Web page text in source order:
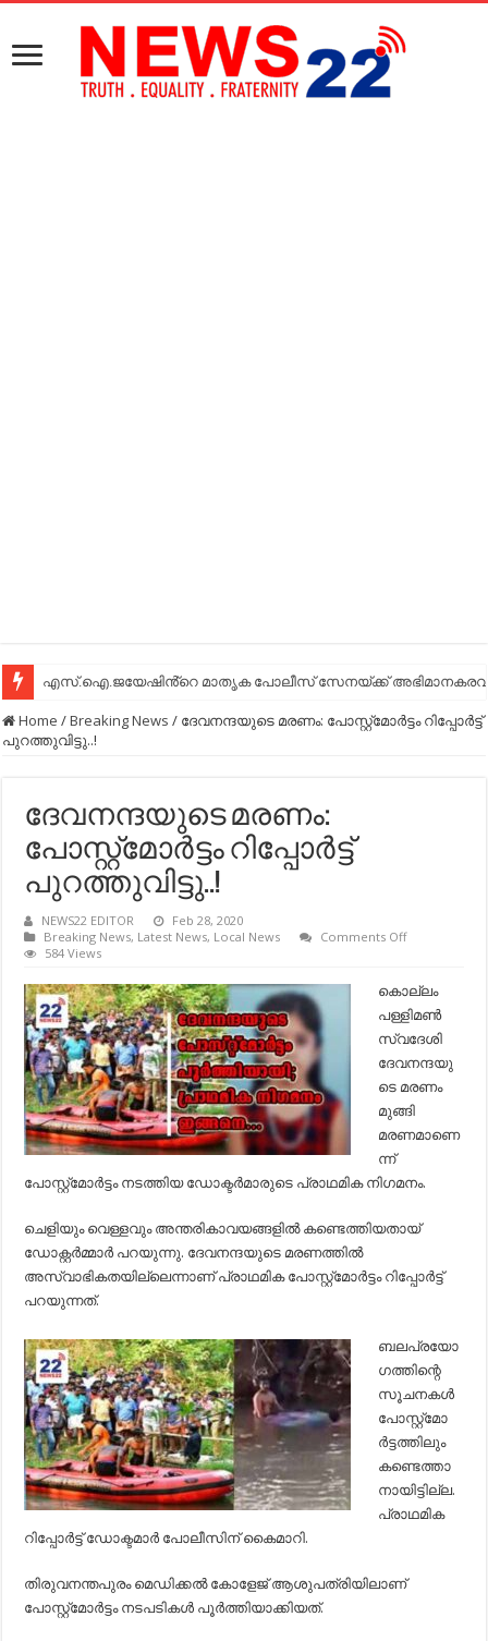
എസ്.ഐ.ജയേഷിൻ്റെ മാതൃക പോലീസ് സേനയ്ക്ക്
Home /Breaking News / ദേവനന്ദയുടെ മരണം: പോസ്റ്റ്‌മോര്‍ട്ടം റിപ്പോര്‍ട്ട്
പുറത്തുവിട്ടു..!
ദേവനന്ദയുടെ മരണം:
പോസ്റ്റ്‌മോര്‍ട്ടം റിപ്പോര്‍ട്ട്
പുറത്തുവിട്ടു..!
NEWS22 EDITOR
Feb 28, 2020
Breaking News, Latest News, Local News Comments Offon
പോസ്റ്റ്‌മോര്‍ട്ടം
റിപ്പോര്‍ട്ട്
പുറത്തുവിട്ടു..!
584 Views
കൊല്ലം
പള്ളിമണ്‍
സ്വദേശി
ദേവനന്ദയു
ടെ മരണം
മുങ്ങി
മരണമാണെ
ന്ന്
പോസ്റ്റ്‌മോര്‍ട്ടം നടത്തിയ ഡോക്ടര്‍മാരുടെ പ്രാഥമിക നിഗമനം.
ചെളിയും വെള്ളവും അന്തരികാവയങ്ങളില്‍ കണ്ടെത്തിയതായ്
ഡോക്റ്റര്‍മ്മാര്‍ പറയുന്നു. ദേവനന്ദയുടെ മരണത്തില്‍
അസ്വാഭികതയില്ലെന്നാണ് പ്രാഥമിക പോസ്റ്റ്‌മോര്‍ട്ടം റിപ്പോര്‍ട്ട്
പറയുന്നത്.
ബലപ്രയോ
ഗത്തിന്റെ
സൂചനകള്‍
പോസ്റ്റ്‌മോ
ര്‍ട്ടത്തിലും
കണ്ടെത്താ
നായിട്ടില്ല.
പ്രാഥമിക
റിപ്പോര്‍ട്ട് ഡോക്ടമാര്‍ പോലീസിന് കൈമാറി.
തിരുവനന്തപുരം മെഡിക്കല്‍ കോളേജ് ആശുപത്രിയിലാണ്
പോസ്റ്റ്‌മോര്‍ട്ടം നടപടികള്‍ പൂര്‍ത്തിയാക്കിയത്.